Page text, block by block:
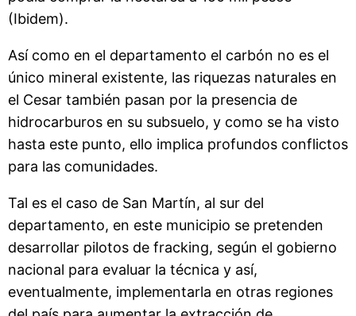
(Ibidem).
Así como en el departamento el carbón no es el
único mineral existente, las riquezas naturales en
el Cesar también pasan por la presencia de
hidrocarburos en su subsuelo, y como se ha visto
hasta este punto, ello implica profundos conflictos
para las comunidades.
Tal es el caso de San Martín, al sur del
departamento, en este municipio se pretenden
desarrollar pilotos de fracking, según el gobierno
nacional para evaluar la técnica y así,
eventualmente, implementarla en otras regiones